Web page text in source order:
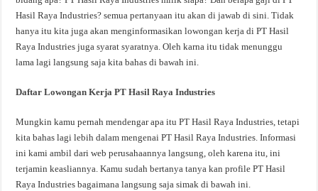
Hasil Raya Industries? semua pertanyaan itu akan di jawab di sini. Tidak
hanya itu kita juga akan menginformasikan lowongan kerja di PT Hasil
Raya Industries juga syarat syaratnya. Oleh karna itu tidak menunggu
lama lagi langsung saja kita bahas di bawah ini.
Daftar Lowongan Kerja PT Hasil Raya Industries
Mungkin kamu pernah mendengar apa itu PT Hasil Raya Industries, tetapi
kita bahas lagi lebih dalam mengenai PT Hasil Raya Industries. Informasi
ini kami ambil dari web perusahaannya langsung, oleh karena itu, ini
terjamin keasliannya. Kamu sudah bertanya tanya kan profile PT Hasil
Raya Industries bagaimana langsung saja simak di bawah ini.